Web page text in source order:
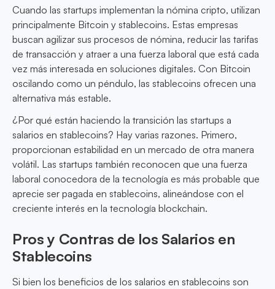
Cuando las startups implementan la nómina cripto, utilizan
principalmente Bitcoin y stablecoins. Estas empresas
buscan agilizar sus procesos de nómina, reducir las tarifas
de transacción y atraer a una fuerza laboral que está cada
vez más interesada en soluciones digitales. Con Bitcoin
oscilando como un péndulo, las stablecoins ofrecen una
alternativa más estable.
¿Por qué están haciendo la transición las startups a
salarios en stablecoins? Hay varias razones. Primero,
proporcionan estabilidad en un mercado de otra manera
volátil. Las startups también reconocen que una fuerza
laboral conocedora de la tecnología es más probable que
aprecie ser pagada en stablecoins, alineándose con el
creciente interés en la tecnología blockchain.
Pros y Contras de los Salarios en
Stablecoins
Si bien los beneficios de los salarios en stablecoins son